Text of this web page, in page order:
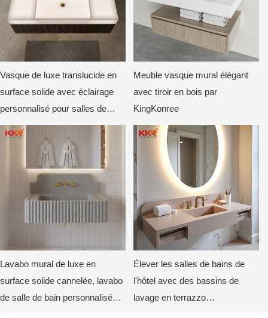
Vasque de luxe translucide en
surface solide avec éclairage
personnalisé pour salles de
bains d'hôtels et de villas
Meuble vasque mural élégant
avec tiroir en bois par
KingKonree
Lavabo mural de luxe en
surface solide cannelée, lavabo
de salle de bain personnalisé
Élever les salles de bains de
l'hôtel avec des bassins de
lavage en terrazzo